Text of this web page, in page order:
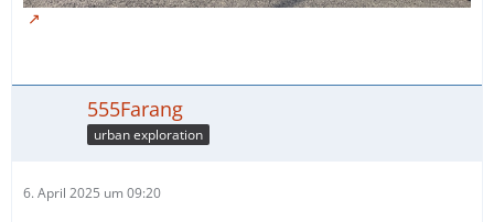
555Farang
urban exploration
6. April 2025 um 09:20